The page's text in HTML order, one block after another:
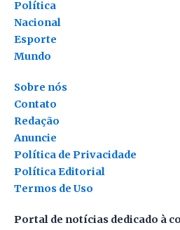
Política
Nacional
Esporte
Mundo
Contato
Redação
Anuncie
Política de Privacidade
Política Editorial
Termos de Uso
Sobre nós
Portal de notícias dedicado à